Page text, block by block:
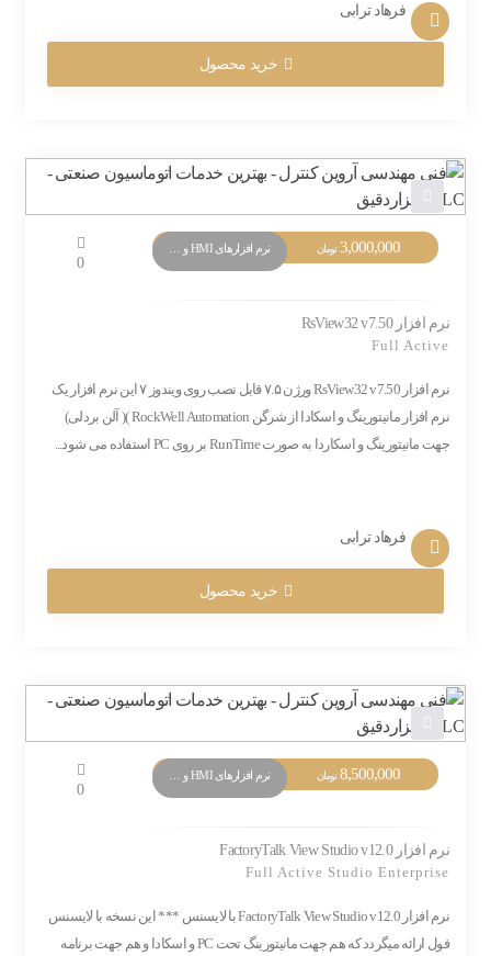
فرهاد ترابی
خرید محصول
3,000,000 تومان
0
نرم افزار RsView32 v7.50
Full Active
نرم افزار RsView32 v7.50 ورژن ۷.۵ قابل نصب روی ویندوز ۷ این نرم افزار یک
نرم افزار مانیتورینگ و اسکادا از شرگن RockWell Automation )( آلن بردلی)
جهت مانیتورینگ و اسکاردا به صورت RunTime بر روی PC استفاده می شود...
فرهاد ترابی
خرید محصول
8,500,000 تومان
0
نرم افزار FactoryTalk View Studio v12.0
Full Active Studio Enterprise
نرم افزار FactoryTalk View Studio v12.0 با لایسنس *** این نسخه با لایسنس
فول ارائه میگردد که هم جهت مانیتورینگ تحت PC و اسکادا و هم جهت برنامه